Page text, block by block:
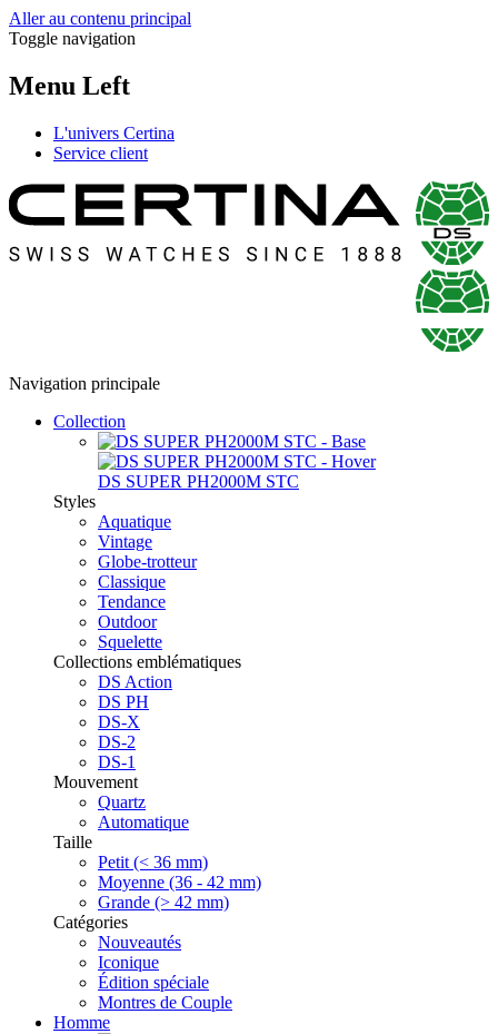
Aller au contenu principal
Toggle navigation
Menu Left
L'univers Certina
Service client
Navigation principale
Collection
DS SUPER PH2000M STC
Styles
Aquatique
Vintage
Globe-trotteur
Classique
Tendance
Outdoor
Squelette
Collections emblématiques
DS Action
DS PH
DS-X
DS-2
DS-1
Mouvement
Quartz
Automatique
Taille
Petit (< 36 mm)
Moyenne (36 - 42 mm)
Grande (> 42 mm)
Catégories
Nouveautés
Iconique
Édition spéciale
Montres de Couple
Homme